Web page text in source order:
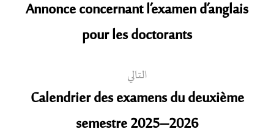
Annonce concernant l’examen d’anglais
pour les doctorants
التالي
Calendrier des examens du deuxième
semestre 2025–2026